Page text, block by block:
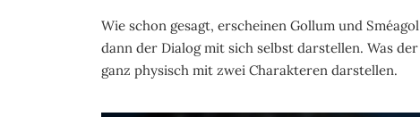
Wie schon gesagt, erscheinen Gollum und
dann der Dialog mit sich selbst darstellen. Was
ganz physisch mit zwei Charakteren darstellen.